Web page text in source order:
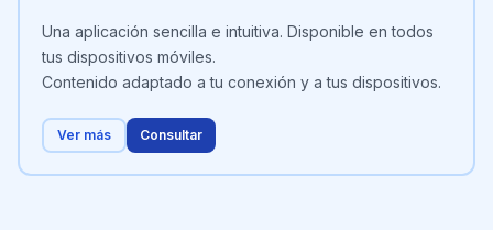
Una aplicación sencilla e intuitiva. Disponible en todos
tus dispositivos móviles.
Contenido adaptado a tu conexión y a tus dispositivos.
Ver más Consultar